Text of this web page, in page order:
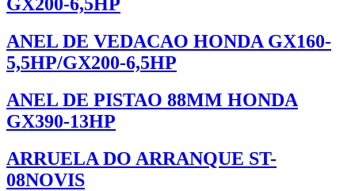
GX200-6,5HP
ANEL DE VEDACAO HONDA GX160-
5,5HP/GX200-6,5HP
ANEL DE PISTAO 88MM HONDA
GX390-13HP
ARRUELA DO ARRANQUE ST-
08NOVIS